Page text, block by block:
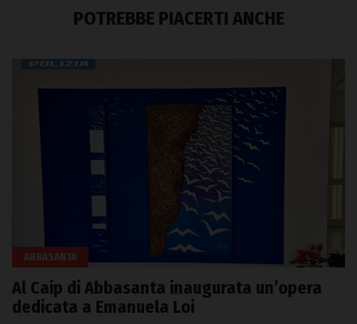
POTREBBE PIACERTI ANCHE
ABBASANTA
Al Caip di Abbasanta inaugurata un’opera
dedicata a Emanuela Loi